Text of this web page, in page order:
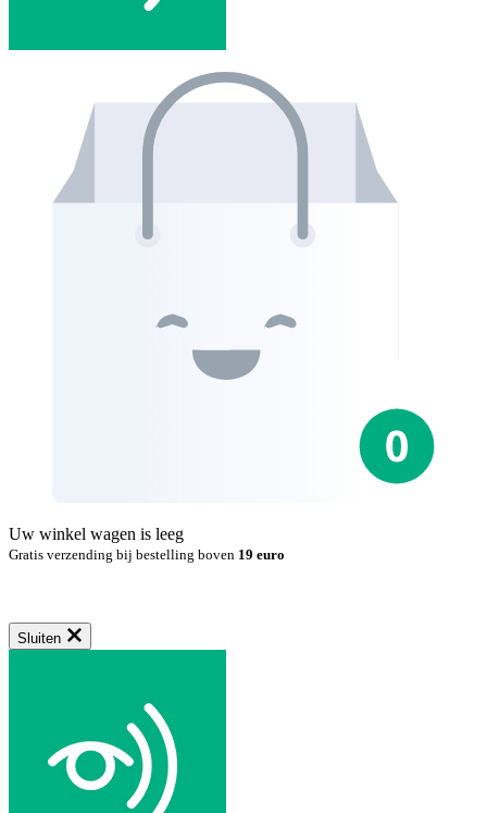
Uw winkel wagen is leeg
Gratis verzending bij bestelling boven 19 euro
Sluiten